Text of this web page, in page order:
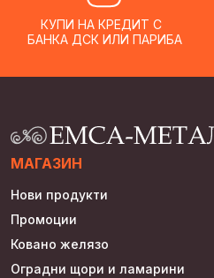
КУПИ НА КРЕДИТ С
БАНКА ДСК ИЛИ ПАРИБА
МАГАЗИН
Нови продукти
Промоции
Ковано желязо
Оградни щори и ламарини